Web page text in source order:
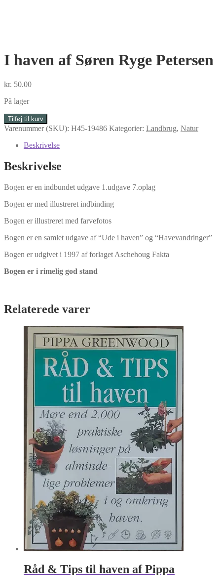
I haven af Søren Ryge Petersen
kr. 50.00
På lager
haven
Søren
Petersen
antal
Tilføj til kurv
Varenummer (SKU): H45-19486 Kategorier: Landbrug, Natur
Beskrivelse
Beskrivelse
Bogen er en indbundet udgave 1.udgave 7.oplag
Bogen er med illustreret indbinding
Bogen er illustreret med farvefotos
Bogen er en samlet udgave af “Ude i haven” og “Havevandringer”
Bogen er udgivet i 1997 af forlaget Aschehoug Fakta
Bogen er i rimelig god stand
Relaterede varer
Råd & Tips til haven af Pippa